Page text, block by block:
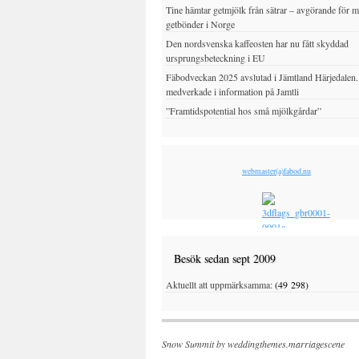
Tine hämtar getmjölk från sätrar – avgörande för
getbönder i Norge
Den nordsvenska kaffeosten har nu fått skyddad
ursprungsbeteckning i EU
Fäbodveckan 2025 avslutad i Jämtland
medverkade i information på Jamtli
”Framtidspotential hos små mjölkgårdar”
webmaster(a)fabod.nu
Besök sedan sept 2009
Aktuellt att uppmärksamma:(49 298)
Snow Summit byweddingthemes.marriagescene